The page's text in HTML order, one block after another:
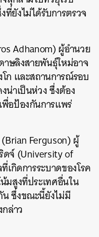
ยังไม่ได้รับการตรวจ
Adhanom) ผู้อำนวย
าษลิงสายพันธุ์ใหม่อาจ
ก และสถานการณ์รอบ
น่าเป็นห่วง ซึ่งต้อง
อป้องกันการแพร่
Ferguson) ผู้
ดจ์ (University of
เกิดการระบาดของโรค
มสูงที่ประเทศอื่นใน
น ซึ่งขณะนี้ยังไม่มี
ล่าว
EMAIL